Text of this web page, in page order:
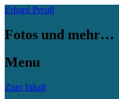
Erhard Preuß
Fotos und mehr…
Menu
Zum Inhalt